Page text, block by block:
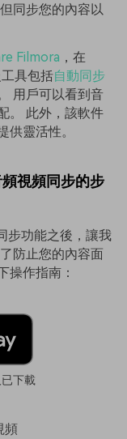
同步您的內容以
Filmora ，在
具包括自動同步
用戶可以看到音
。 此外，該軟件
靈活性。
視頻同步的步
步功能之後，讓我
防止您的內容面
操作指南：
已下載
頻